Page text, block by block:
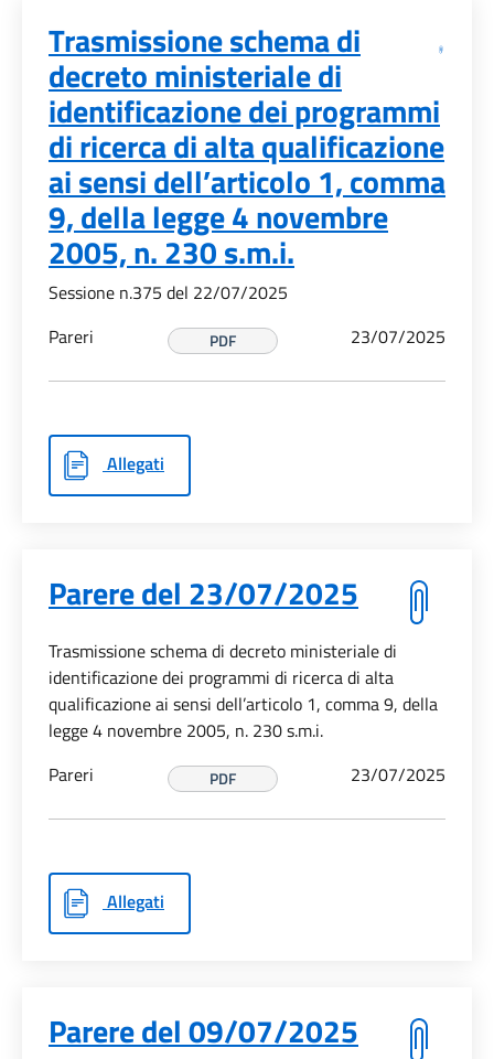
Trasmissione schema di
decreto ministeriale di
identificazione dei programmi
di ricerca di alta qualificazione
ai sensi dell’articolo 1, comma
9, della legge 4 novembre
2005, n. 230 s.m.i.
Sessione n.375 del 22/07/2025
Pareri
PDF 23/07/2025
Allegati
Parere del 23/07/2025
Trasmissione schema di decreto ministeriale di
identificazione dei programmi di ricerca di alta
qualificazione ai sensi dell’articolo 1, comma 9, della
legge 4 novembre 2005, n. 230 s.m.i.
Pareri
PDF 23/07/2025
Allegati
Parere del 09/07/2025